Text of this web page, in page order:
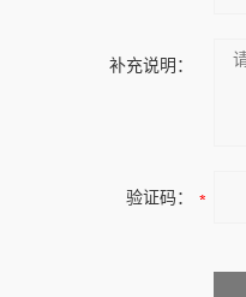
补充说明：
验证码：